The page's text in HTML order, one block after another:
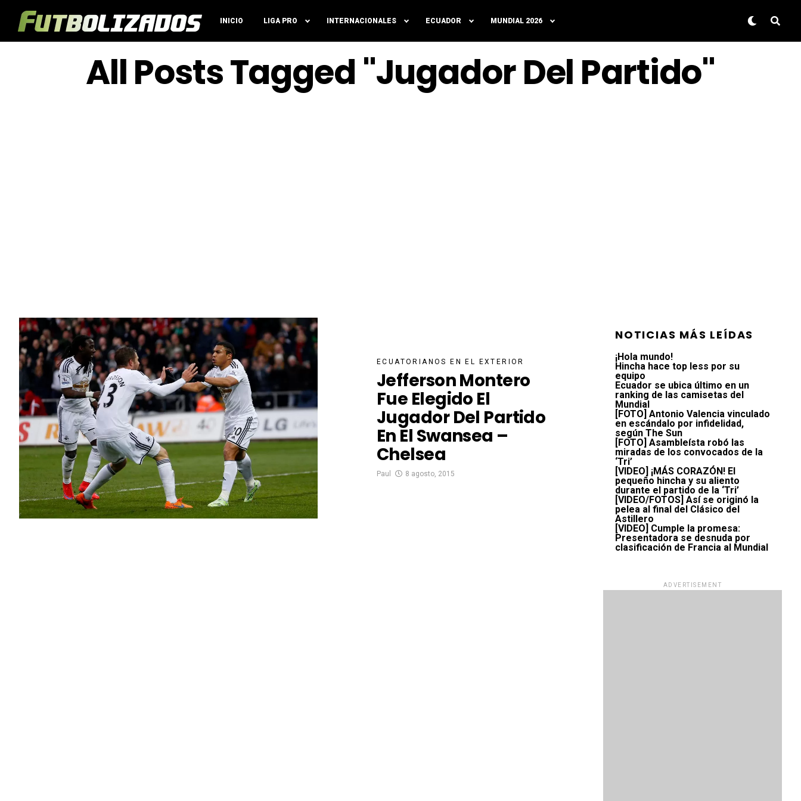
INICIO LIGA PRO INTERNACIONALES ECUADOR MUNDIAL 2026
All Posts Tagged "Jugador Del Partido"
ECUATORIANOS EN EL EXTERIOR
Jefferson Montero
Fue Elegido El
Jugador Del Partido
En El Swansea –
Chelsea
Paul 8 agosto, 2015
NOTICIAS MÁS LEÍDAS
¡Hola mundo!
Hincha hace top less por su
equipo
Ecuador se ubica último en un
ranking de las camisetas del
Mundial
[FOTO] Antonio Valencia vinculado
en escándalo por infidelidad,
según The Sun
[FOTO] Asambleísta robó las
miradas de los convocados de la
‘Tri’
[VIDEO] ¡MÁS CORAZÓN! El
pequeño hincha y su aliento
durante el partido de la ‘Tri’
[VIDEO/FOTOS] Así se originó la
pelea al final del Clásico del
Astillero
[VIDEO] Cumple la promesa:
Presentadora se desnuda por
clasificación de Francia al Mundial
ADVERTISEMENT